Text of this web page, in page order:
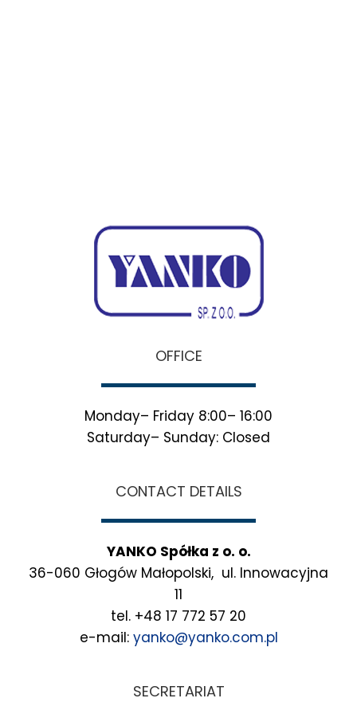
OFFICE
Monday– Friday 8:00– 16:00
Saturday– Sunday: Closed
CONTACT DETAILS
YANKO Spółka z o. o.
36-060 Głogów Małopolski, ul. Innowacyjna
11
tel. +48 17 772 57 20
e-mail: yanko@yanko.com.pl
SECRETARIAT